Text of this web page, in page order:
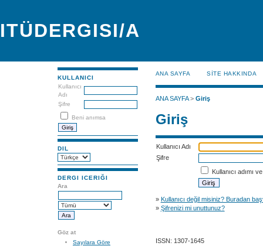
ITÜDERGISI/A
KULLANICI
Kullanıcı
Adı
Şifre
Beni anımsa
DIL
DERGI ICERIĞI
Ara
Göz at
Sayılara Göre
ANA SAYFA SİTE HAKKINDA
ANA SAYFA> Giriş
Giriş
Kullanıcı Adı
Şifre
Kullanıcı adımı
» Kullanıcı değil misiniz? Buradan
» Şifrenizi mi unuttunuz?
ISSN: 1307-1645